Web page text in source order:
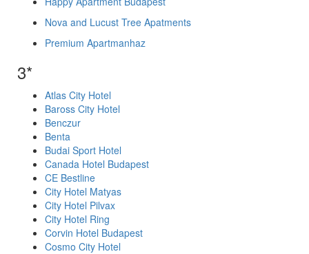
Nova and Lucust Tree Apatments
Premium Apartmanhaz
3*
Atlas City Hotel
Baross City Hotel
Benczur
Benta
Budai Sport Hotel
Canada Hotel Budapest
CE Bestline
City Hotel Matyas
City Hotel Pilvax
City Hotel Ring
Corvin Hotel Budapest
Cosmo City Hotel